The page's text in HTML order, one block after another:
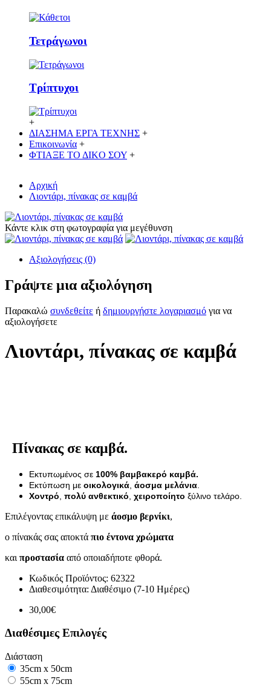
Τετράγωνοι
Τρίπτυχοι
+
ΔΙΑΣΗΜΑ ΕΡΓΑ ΤΕΧΝΗΣ +
Επικοινωνία +
ΦΤΙΑΞΕ ΤΟ ΔΙΚO ΣΟΥ +
Αρχική
Λιοντάρι, πίνακας σε καμβά
Κάντε κλικ στη φωτογραφία για μεγέθυνση
Αξιολογήσεις (0)
Γράψτε μια αξιολόγηση
Παρακαλώ συνδεθείτε ή δημιουργήστε λογαριασμό για να
αξιολογήσετε
Λιοντάρι, πίνακας σε καμβά
Πίνακας σε καμβά.
Εκτυπωμένος σε 100% βαμβακερό καμβά.
Εκτύπωση με οικολογικά άοσμα μελάνια
Χοντρό πολύ ανθεκτικό χειροποίητο ξύλινο τελάρο.
Επιλέγοντας επικάλυψη με άοσμο βερνίκι,
ο πίνακάς σας αποκτά πιο έντονα χρώματα
και προστασία από οποιαδήποτε φθορά.
Κωδικός Προϊόντος: 62322
Διαθεσιμότητα: Διαθέσιμο (7-10 Ημέρες)
30,00€
Διαθέσιμες Επιλογές
Διάσταση
35cm x 50cm
55cm x 75cm